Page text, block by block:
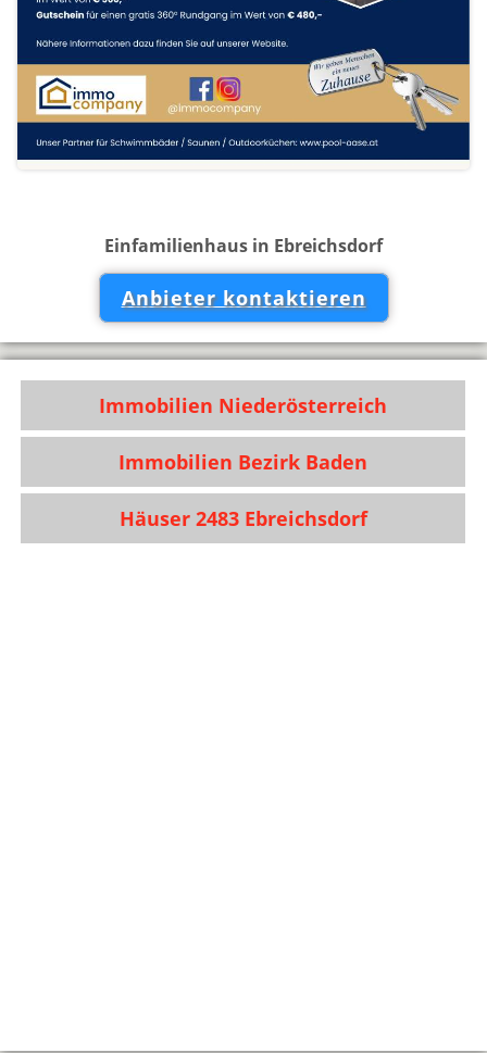
Einfamilienhaus in Ebreichsdorf
Anbieter kontaktieren
Immobilien Niederösterreich
Immobilien Bezirk Baden
Häuser 2483 Ebreichsdorf